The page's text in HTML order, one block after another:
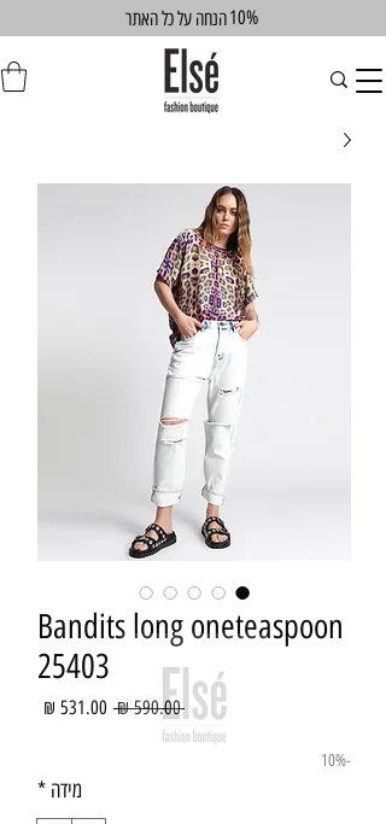
הנחה על כל האתר10%
Bandits long oneteaspoon
25403
‏590.00 ‏₪
מחיר
-10%
מידה *